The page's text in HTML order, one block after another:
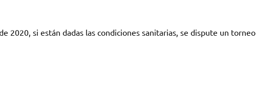
2020, si están dadas las condiciones sanitarias, se dispute un torneo